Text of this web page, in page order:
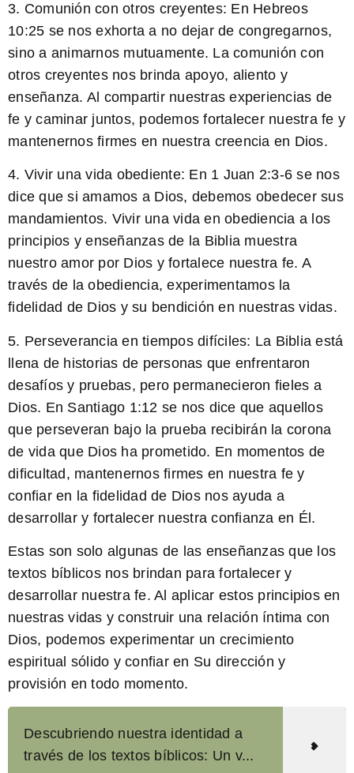
3. Comunión con otros creyentes: En Hebreos
10:25 se nos exhorta a no dejar de congregarnos,
sino a animarnos mutuamente. La comunión con
otros creyentes nos brinda apoyo, aliento y
enseñanza. Al compartir nuestras experiencias de
fe y caminar juntos, podemos fortalecer nuestra fe y
mantenernos firmes en nuestra creencia en Dios.
4. Vivir una vida obediente: En 1 Juan 2:3-6 se nos
dice que si amamos a Dios, debemos obedecer sus
mandamientos. Vivir una vida en obediencia a los
principios y enseñanzas de la Biblia muestra
nuestro amor por Dios y fortalece nuestra fe. A
través de la obediencia, experimentamos la
fidelidad de Dios y su bendición en nuestras vidas.
5. Perseverancia en tiempos difíciles: La Biblia está
llena de historias de personas que enfrentaron
desafíos y pruebas, pero permanecieron fieles a
Dios. En Santiago 1:12 se nos dice que aquellos
que perseveran bajo la prueba recibirán la corona
de vida que Dios ha prometido. En momentos de
dificultad, mantenernos firmes en nuestra fe y
confiar en la fidelidad de Dios nos ayuda a
desarrollar y fortalecer nuestra confianza en Él.
Estas son solo algunas de las enseñanzas que los
textos bíblicos nos brindan para fortalecer y
desarrollar nuestra fe. Al aplicar estos principios en
nuestras vidas y construir una relación íntima con
Dios, podemos experimentar un crecimiento
espiritual sólido y confiar en Su dirección y
provisión en todo momento.
Descubriendo nuestra identidad a
través de los textos bíblicos: Un v...